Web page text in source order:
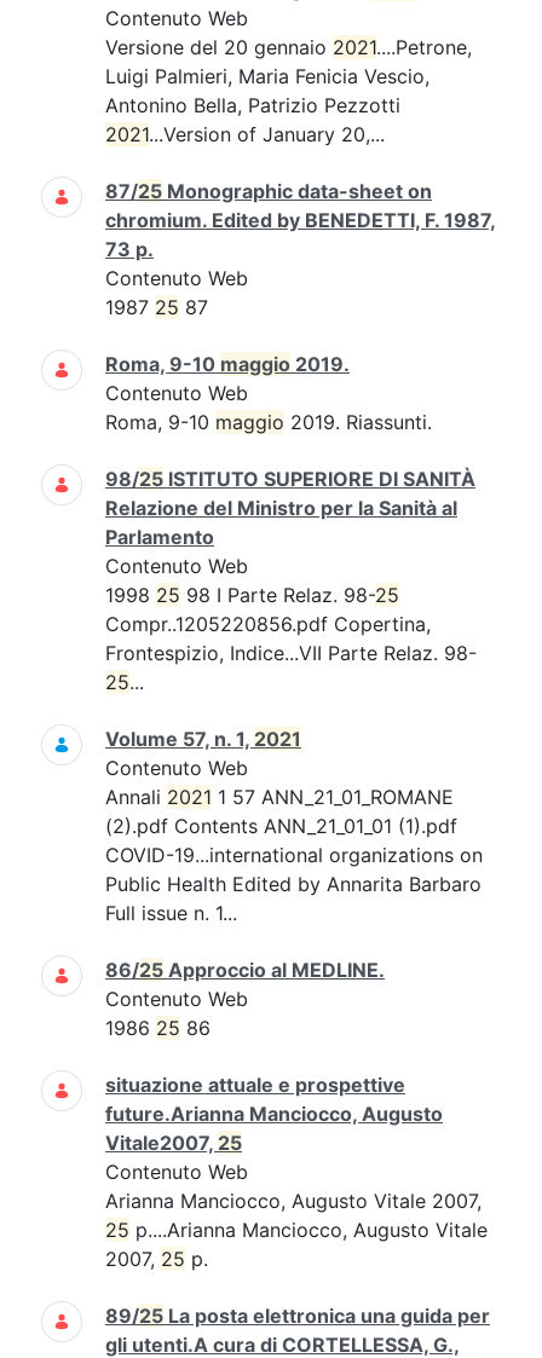
Contenuto Web
Versione del 20 gennaio 2021....Petrone,
Luigi Palmieri, Maria Fenicia Vescio,
Antonino Bella, Patrizio Pezzotti
2021...Version of January 20,...
87/25 Monographic data-sheet on
chromium. Edited by BENEDETTI, F. 1987,
73 p.
Contenuto Web
1987 25 87
Roma, 9-10 maggio 2019.
Contenuto Web
Roma, 9-10 maggio 2019. Riassunti.
98/25 ISTITUTO SUPERIORE DI SANITÀ
Relazione del Ministro per la Sanità al
Parlamento
Contenuto Web
1998 25 98 I Parte Relaz. 98-25
Compr..1205220856.pdf Copertina,
Frontespizio, Indice...VII Parte Relaz. 98-
25...
Volume 57, n. 1, 2021
Contenuto Web
Annali 2021 1 57 ANN_21_01_ROMANE
(2).pdf Contents ANN_21_01_01 (1).pdf
COVID-19...international organizations on
Public Health Edited by Annarita Barbaro
Full issue n. 1...
86/25 Approccio al MEDLINE.
Contenuto Web
1986 25 86
situazione attuale e prospettive
future.Arianna Manciocco, Augusto
Vitale2007, 25
Contenuto Web
Arianna Manciocco, Augusto Vitale 2007,
25 p....Arianna Manciocco, Augusto Vitale
2007, 25 p.
89/25 La posta elettronica una guida per
gli utenti.A cura di CORTELLESSA, G.,